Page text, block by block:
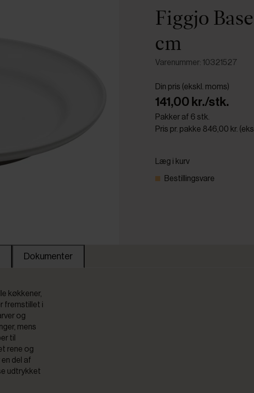
Figgjo
cm
Varenummer: 10321527
Din pris (ekskl. moms)
141,00 kr./stk.
Pakker af 6 stk.
Pris pr. pakke 846,00 kr.
Læg i kurv
Bestillingsvare
Dokumenter
køkkener,
fremstillet i
og
mens
til
rene og
del af
udtrykket